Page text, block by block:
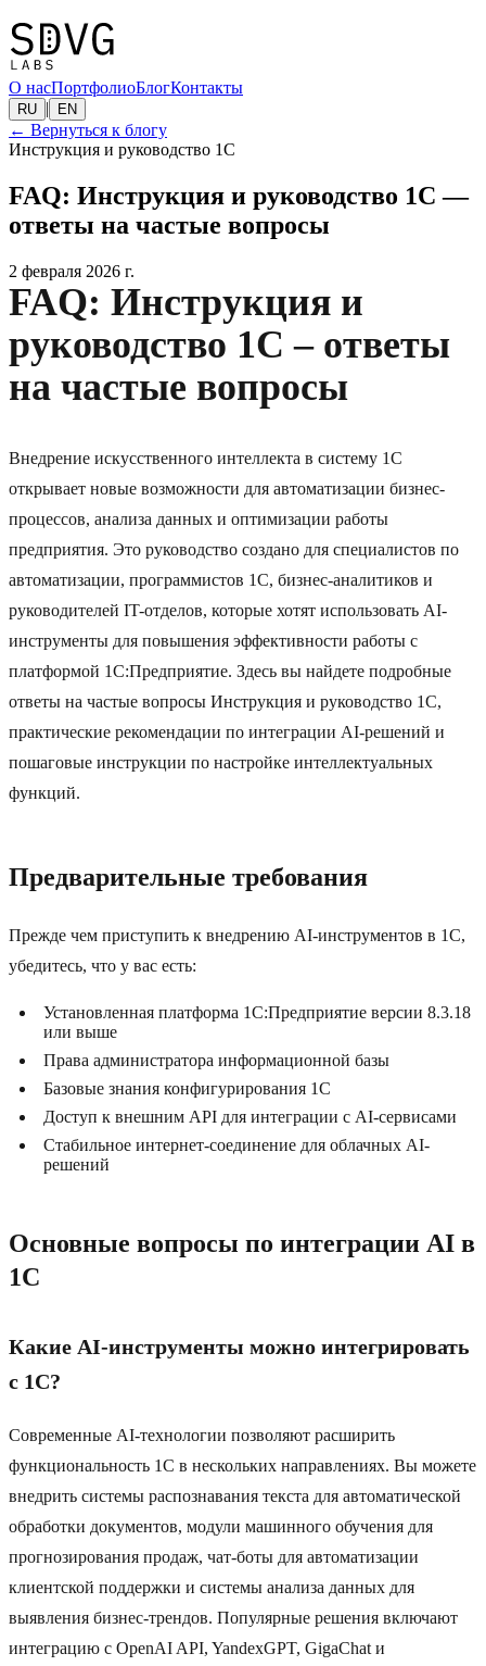
О насПортфолиоБлогКонтакты
RU | EN
← Вернуться к блогу
Инструкция и руководство 1C
FAQ: Инструкция и руководство 1C —
ответы на частые вопросы
2 февраля 2026 г.
FAQ: Инструкция и
руководство 1C – ответы
на частые вопросы
Внедрение искусственного интеллекта в систему 1C
открывает новые возможности для автоматизации бизнес-
процессов, анализа данных и оптимизации работы
предприятия. Это руководство создано для специалистов по
автоматизации, программистов 1C, бизнес-аналитиков и
руководителей IT-отделов, которые хотят использовать AI-
инструменты для повышения эффективности работы с
платформой 1C:Предприятие. Здесь вы найдете подробные
ответы на частые вопросы Инструкция и руководство 1C,
практические рекомендации по интеграции AI-решений и
пошаговые инструкции по настройке интеллектуальных
функций.
Предварительные требования
Прежде чем приступить к внедрению AI-инструментов в 1C,
убедитесь, что у вас есть:
Установленная платформа 1C:Предприятие версии 8.3.18
или выше
Права администратора информационной базы
Базовые знания конфигурирования 1C
Доступ к внешним API для интеграции с AI-сервисами
Стабильное интернет-соединение для облачных AI-
решений
Основные вопросы по интеграции AI в
1C
Какие AI-инструменты можно интегрировать
с 1C?
Современные AI-технологии позволяют расширить
функциональность 1C в нескольких направлениях. Вы можете
внедрить системы распознавания текста для автоматической
обработки документов, модули машинного обучения для
прогнозирования продаж, чат-боты для автоматизации
клиентской поддержки и системы анализа данных для
выявления бизнес-трендов. Популярные решения включают
интеграцию с OpenAI API, YandexGPT, GigaChat и